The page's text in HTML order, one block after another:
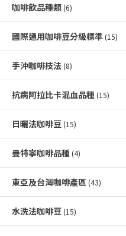
咖啡飲品種類 (6)
國際通用咖啡豆分級標準 (15)
手沖咖啡技法 (8)
抗病阿拉比卡混血品種 (15)
日曬法咖啡豆 (15)
曼特寧咖啡品種 (4)
東亞及台灣咖啡產區 (43)
水洗法咖啡豆 (15)